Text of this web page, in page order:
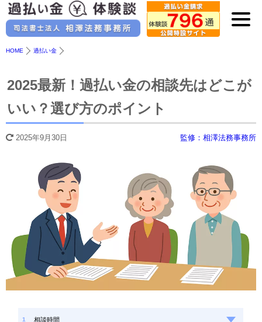
HOME 過払い金
2025最新！過払い金の相談先はどこが
いい？選び方のポイント
2025年9月30日 監修：相澤法務事務所
相談時間